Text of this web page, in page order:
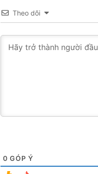
Theo dõi
0 GÓP Ý